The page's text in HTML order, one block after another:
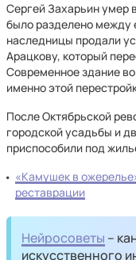
Сергей Захарьин умер
было разделено между
наследницы продали
Арацкову, который
Современное здание
именно этой
После Октябрьской
городской усадьбы и
приспособили под
«Камушек в
реставрации
Нейросоветы –
искусственного